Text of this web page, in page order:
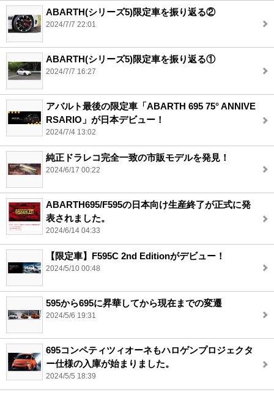
ABARTH(シリーズ5)限定車を振り返る②
2024/7/7 22:01
ABARTH(シリーズ5)限定車を振り返る①
2024/7/7 16:27
アバルト最後の限定車「ABARTH 695 75° ANNIVE
RSARIO」が日本デビュー！
2024/7/4 13:02
純正ドラレコ完全一致の市販モデルを発見！
2024/6/17 00:22
ABARTH695/F595の日本向け生産終了が正式に発
表されました。
2024/6/14 04:33
【限定車】F595C 2nd Editionがデビュー！
2024/5/10 00:48
595から695に昇華してから現在までの変遷
2024/5/6 19:31
695コンペティツィオーネもハロゲンプロジェクタ
ー仕様の入庫が始まりました。
2024/5/5 18:39